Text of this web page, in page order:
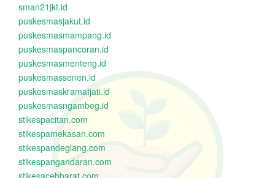
sman21jkt.id
puskesmasjakut.id
puskesmasmampang.id
puskesmaspancoran.id
puskesmasmenteng.id
puskesmassenen.id
puskesmaskramatjati.id
puskesmasngambeg.id
stikespacitan.com
stikespamekasan.com
stikespandeglang.com
stikespangandaran.com
stikesacehbarat.com